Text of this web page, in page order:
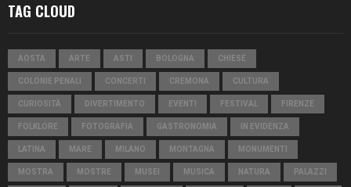
TAG CLOUD
AOSTA ARTE ASTI BOLOGNA CHIESE
COLONIE PENALI CONCERTI CREMONA CULTURA
CURIOSITÀ DIVERTIMENTO EVENTI FESTIVAL FIRENZE
FOLKLORE FOTOGRAFIA GASTRONOMIA IN EVIDENZA
LATINA MARE MILANO MONTAGNA MONUMENTI
MOSTRA MOSTRE MUSEI MUSICA NATURA PALAZZI